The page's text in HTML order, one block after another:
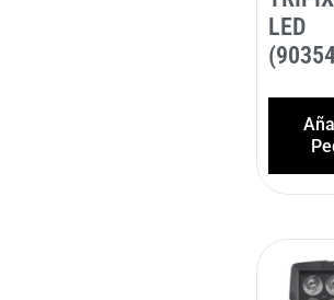
LED